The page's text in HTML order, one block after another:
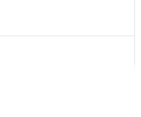
控螢幕之外，QWERTY 鍵